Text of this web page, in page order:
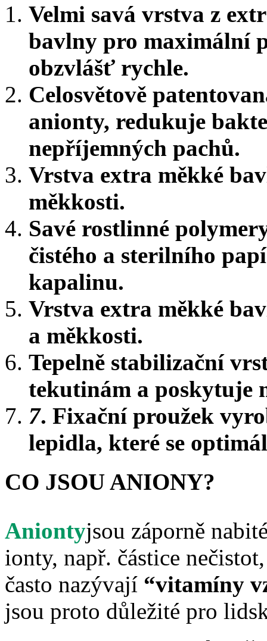
Velmi savá vrstva z
bavlny pro maximální
obzvlášť rychle.
Celosvětově
anionty, redukuje
nepříjemných pachů.
Vrstva extra měkké
měkkosti.
Savé rostlinné
čistého a sterilního
kapalinu.
Vrstva extra měkké
a měkkosti.
Tepelně stabilizační
tekutinám a poskytuje
7. Fixační proužek
lepidla, které se
CO JSOU ANIONY?
Aniontyjsou záporně
ionty, např. částice
často nazývají “vitamíny
jsou proto důležité pro